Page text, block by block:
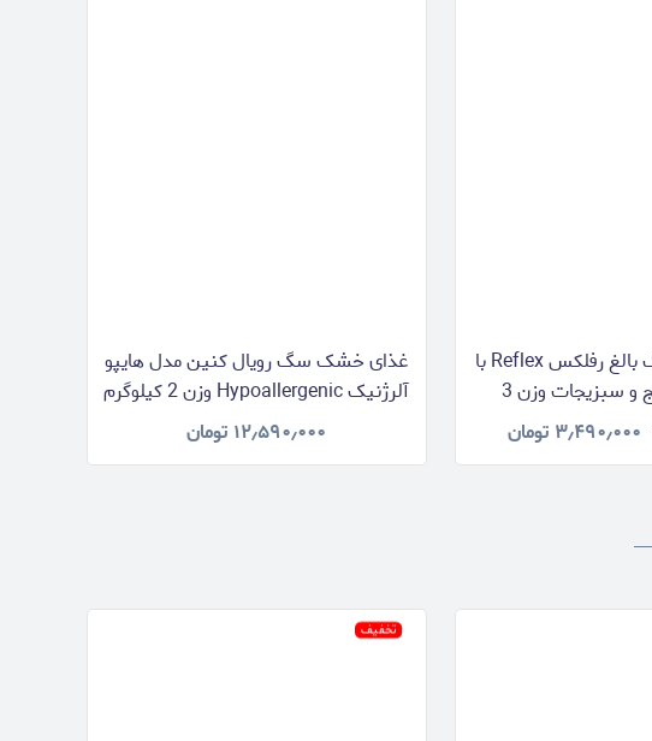
غذای خشک سگ بالغ رفلکس Reflex با
طعم بره، برنج و سبزیجات وزن 3
کیلوگرم
۳٫۴۹۰٫۰۰۰ تومان
غذای خشک سگ رویال کنین مدل هایپو
آلرژنیک Hypoallergenic وزن 2 کیلوگرم
۱۲٫۵۹۰٫۰۰۰ تومان
تخفیف